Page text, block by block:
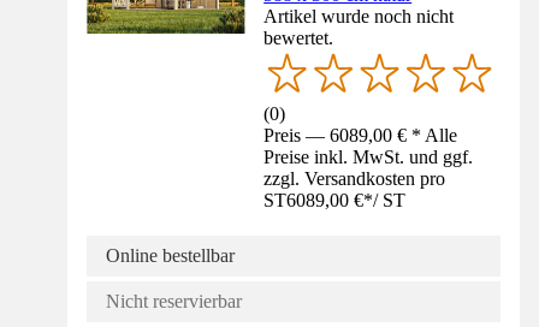
Artikel wurde noch nicht
bewertet.
(0)
Preis — 6089,00 € * Alle
Preise inkl. MwSt. und ggf.
zzgl. Versandkosten pro
ST6089,00 €*/ ST
Online bestellbar
Nicht reservierbar